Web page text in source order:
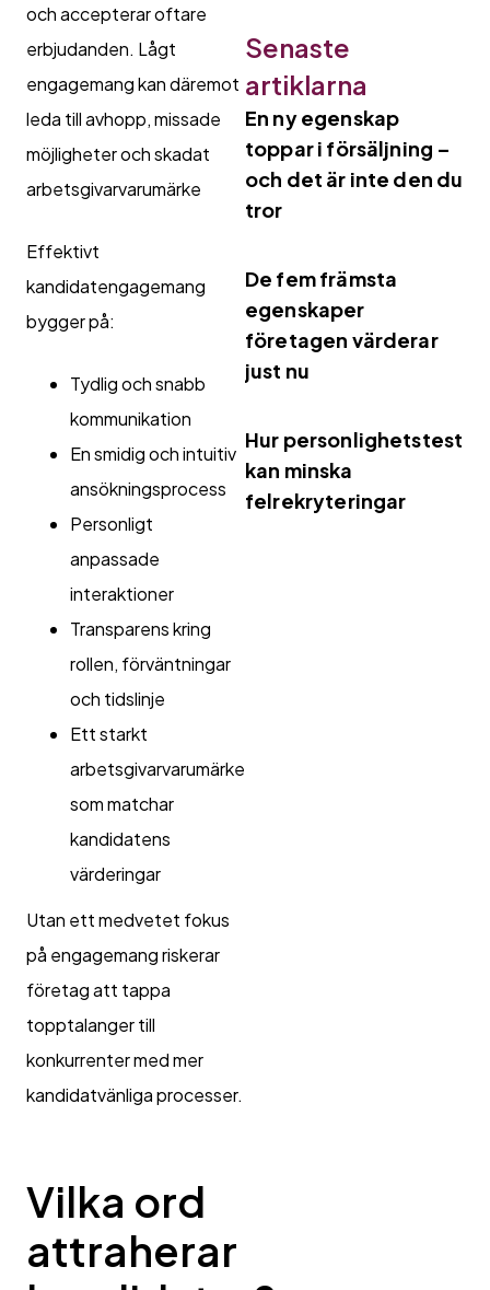
och accepterar oftare
erbjudanden. Lågt
engagemang kan däremot
leda till avhopp, missade
möjligheter och skadat
arbetsgivarvarumärke
Effektivt
kandidatengagemang
bygger på:
Tydlig och snabb
kommunikation
En smidig och intuitiv
ansökningsprocess
Personligt
anpassade
interaktioner
Transparens kring
rollen, förväntningar
och tidslinje
Ett starkt
arbetsgivarvarumärke
som matchar
kandidatens
värderingar
Utan ett medvetet fokus
på engagemang riskerar
företag att tappa
topptalanger till
konkurrenter med mer
kandidatvänliga processer.
Vilka ord
attraherar
Senaste
artiklarna
En ny egenskap
toppar i försäljning –
och det är inte den du
tror
De fem främsta
egenskaper
företagen värderar
just nu
Hur personlighetstest
kan minska
felrekryteringar